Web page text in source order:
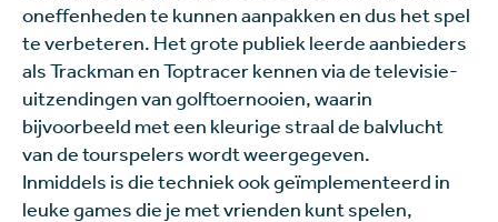
oneffenheden te kunnen aanpakken en dus het spel
te verbeteren. Het grote publiek leerde aanbieders
als Trackman en Toptracer kennen via de televisie-
uitzendingen van golftoernooien, waarin
bijvoorbeeld met een kleurige straal de balvlucht
van de tourspelers wordt weergegeven.
Inmiddels is die techniek ook geïmplementeerd in
leuke games die je met vrienden kunt spelen,